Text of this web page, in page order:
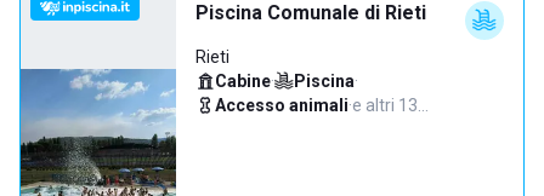
Piscina Comunale di Rieti
Rieti
Cabine· Piscina·
Accesso animali·e altri 13…